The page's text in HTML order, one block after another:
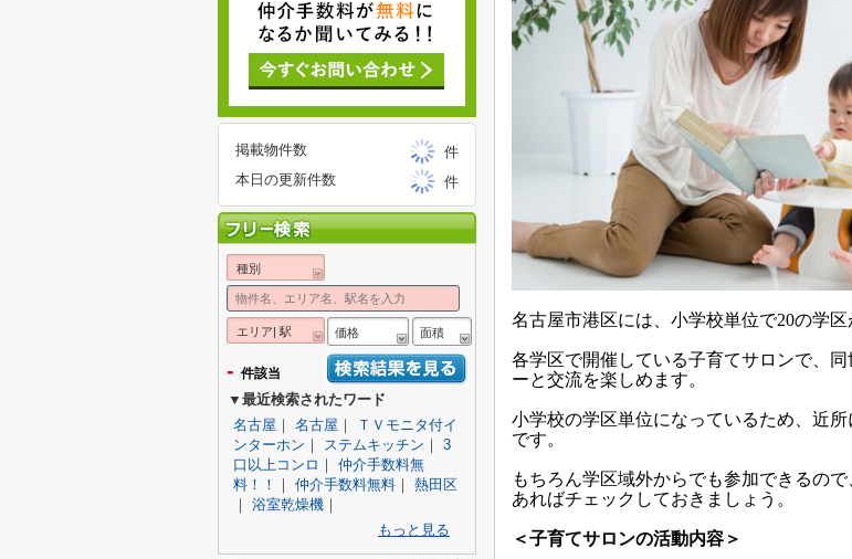
名古屋市港区には、小学校単位で20の学区
各学区で開催している子育てサロンで、同
ーと交流を楽しめます。
小学校の学区単位になっているため、近
です。
もちろん学区域外からでも参加できるの
あればチェックしておきましょう。
＜子育てサロンの活動内容＞
掲載物件数
件
本日の更新件数
件
種別
エリア| 駅 価格 面積
- 件該当
▼最近検索されたワード
名古屋 ｜ 名古屋 ｜
ＴＶモニタ付イ
ンターホン ｜ ステムキッチン ｜ 3
口以上コンロ ｜ 仲介手数料無
料！！
｜ 仲介手数料無料 ｜ 熱田区
｜ 浴室乾燥機 ｜
もっと見る